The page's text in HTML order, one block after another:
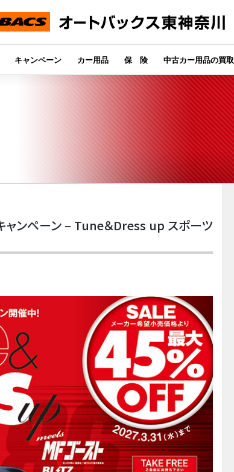
キャンペーン カー用品 保 険 中古カー用品の買取
ャンペーン – Tune＆Dress up スポーツ